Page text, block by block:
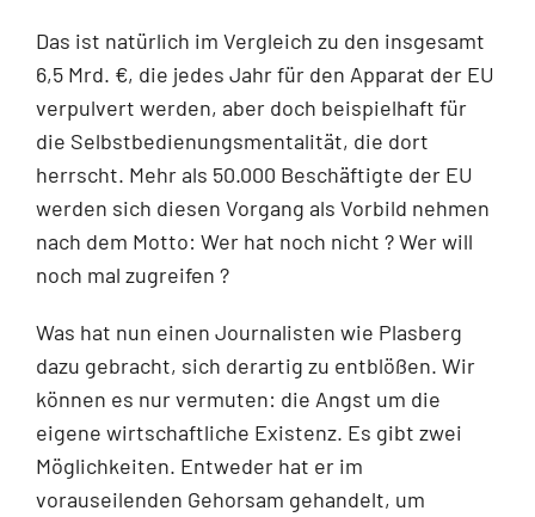
Das ist natürlich im Vergleich zu den insgesamt
6,5 Mrd. €, die jedes Jahr für den Apparat der EU
verpulvert werden, aber doch beispielhaft für
die Selbstbedienungsmentalität, die dort
herrscht. Mehr als 50.000 Beschäftigte der EU
werden sich diesen Vorgang als Vorbild nehmen
nach dem Motto: Wer hat noch nicht ? Wer will
noch mal zugreifen ?
Was hat nun einen Journalisten wie Plasberg
dazu gebracht, sich derartig zu entblößen. Wir
können es nur vermuten: die Angst um die
eigene wirtschaftliche Existenz. Es gibt zwei
Möglichkeiten. Entweder hat er im
vorauseilenden Gehorsam gehandelt, um